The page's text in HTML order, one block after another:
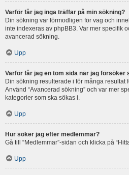
Varför får jag inga träffar på min sökning?
Din sökning var förmodligen för vag och
inte indexeras av phpBB3. Var mer specifik
avancerad sökning.
Upp
Varför får jag en tom sida när jag försöker
Din sökning resulterade i för många resultat
Använd “Avancerad sökning” och var mer
kategorier som ska sökas i.
Upp
Hur söker jag efter medlemmar?
Gå till “Medlemmar”-sidan och klicka på
Upp